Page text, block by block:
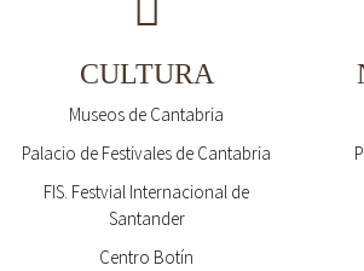
CULTURA
Museos de Cantabria
Palacio de Festivales de Cantabria
FIS. Festvial Internacional de
Santander
Centro Botín